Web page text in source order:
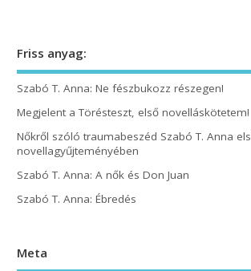
Friss anyag:
Szabó T. Anna: Ne fészbukozz részegen!
Megjelent a Törésteszt, első novelláskötetem!
Nőkről szóló traumabeszéd Szabó T. Anna
novellagyűjteményében
Szabó T. Anna: A nők és Don Juan
Szabó T. Anna: Ébredés
Meta